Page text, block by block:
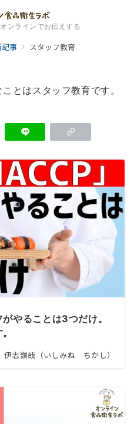
ンラインでお伝えする
事 スタッフ教育
とはスタッフ教育です。
やることは3つだけ。
伊志嶺哉（いしみね ちかし）